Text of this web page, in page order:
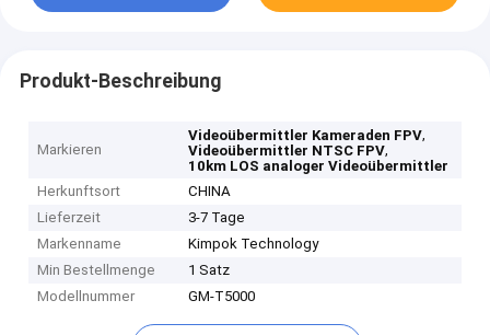
Produkt-Beschreibung
Markieren
Videoübermittler Kameraden FPV,
Videoübermittler NTSC FPV,
10km LOS analoger Videoübermittler
Herkunftsort
CHINA
Lieferzeit
3-7 Tage
Markenname
Kimpok Technology
Min Bestellmenge
1 Satz
Modellnummer
GM-T5000